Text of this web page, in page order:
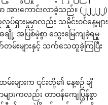
အား‌ကောင်းလာခဲ့သည်။ (၂၂၂၂၂)
ပ်ရှားမှုမှာလည်း သမိုင်းဝင်‌နေ့များ
ျို့ အပြစ်မဲ့စွာ ‌သွေး‌မြေကျခဲ့ရမှု
းများနှင့် သက်‌သေထူခဲ့ကြပြီး
းများက ၎င်းတို့၏ ‌နေ့စဉ် ချီ
းကလည်း တာဝန်‌ကျေပြွန်စွာ